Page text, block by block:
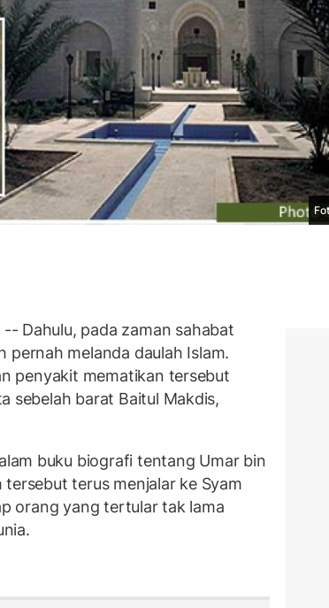
-- Dahulu, pada zaman sahabat
pernah melanda daulah Islam.
penyakit mematikan tersebut
sebelah barat Baitul Makdis,
buku biografi tentang Umar bin
terus menjalar ke Syam
orang yang tertular tak lama